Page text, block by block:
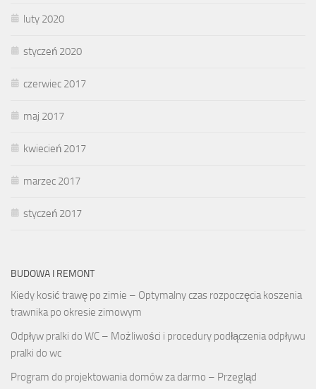
luty 2020
styczeń 2020
czerwiec 2017
maj 2017
kwiecień 2017
marzec 2017
styczeń 2017
BUDOWA I REMONT
Kiedy kosić trawę po zimie – Optymalny czas rozpoczęcia koszenia
trawnika po okresie zimowym
Odpływ pralki do WC – Możliwości i procedury podłączenia odpływu
pralki do wc
Program do projektowania domów za darmo – Przegląd